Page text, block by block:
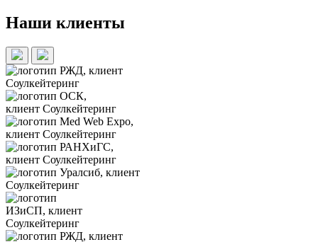
Наши клиенты